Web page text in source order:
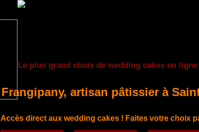
Le plus grand choix de wedding cakes en
Frangipany, artisan pâtissier à
Accès direct aux wedding cakes ! Faites votre choix